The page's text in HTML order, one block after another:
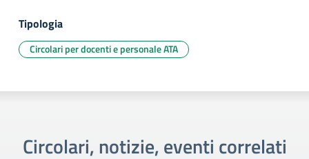
Tipologia
Circolari per docenti e personale ATA
Circolari, notizie, eventi correlati